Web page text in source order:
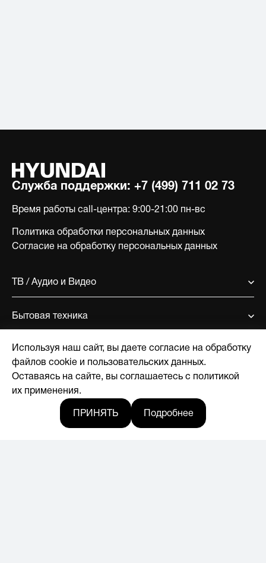
Служба поддержки: +7 (499) 711 02 73
Время работы call-центра: 9:00-21:00 пн-вс
Политика обработки персональных данных
Согласие на обработку персональных данных
ТВ / Аудио и Видео
Бытовая техника
Поддержка
Используя наш сайт, вы даете согласие на обработку
файлов cookie и пользовательских данных.
Оставаясь на сайте, вы соглашаетесь с политикой
их применения.
ПРИНЯТЬ Подробнее